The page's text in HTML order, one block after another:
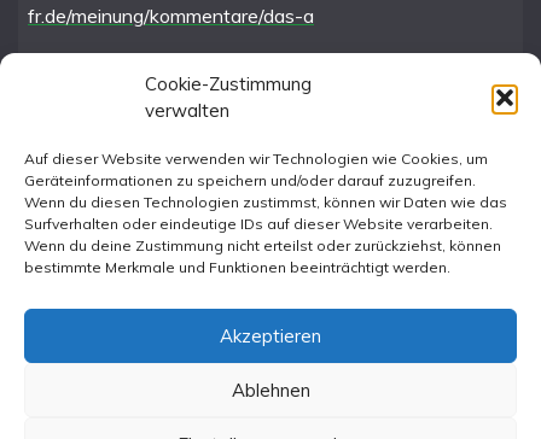
Cookie-Zustimmung
verwalten
Auf dieser Website verwenden wir Technologien wie Cookies, um
Geräteinformationen zu speichern und/oder darauf zuzugreifen.
Wenn du diesen Technologien zustimmst, können wir Daten wie das
Surfverhalten oder eindeutige IDs auf dieser Website verarbeiten.
Wenn du deine Zustimmung nicht erteilst oder zurückziehst, können
bestimmte Merkmale und Funktionen beeinträchtigt werden.
Akzeptieren
Ablehnen
fr.de/meinung/kommentare/das-a
Instagram